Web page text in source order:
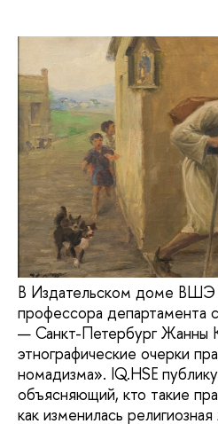
В Издательском доме ВШЭ
профессора
— Санкт-Петербург Жанны
этнографические очерки
номадизма». IQ.HSE
объясняющий, кто такие
как изменилась